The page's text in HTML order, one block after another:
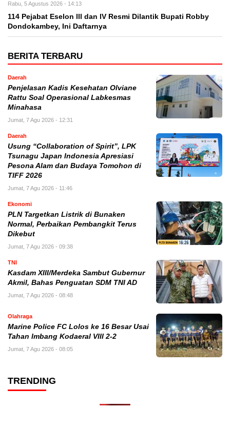
Rabu, 5 Agustus 2026 - 14:13
114 Pejabat Eselon lll dan lV Resmi Dilantik Bupati Robby
Dondokambey, Ini Daftarnya
BERITA TERBARU
Daerah
Penjelasan Kadis Kesehatan Olviane
Rattu Soal Operasional Labkesmas
Minahasa
Jumat, 7 Agu 2026 - 12:31
Daerah
Usung “Collaboration of Spirit”, LPK
Tsunagu Japan Indonesia Apresiasi
Pesona Alam dan Budaya Tomohon di
TIFF 2026
Jumat, 7 Agu 2026 - 11:46
Ekonomi
PLN Targetkan Listrik di Bunaken
Normal, Perbaikan Pembangkit Terus
Dikebut
Jumat, 7 Agu 2026 - 09:38
TNI
Kasdam XIII/Merdeka Sambut Gubernur
Akmil, Bahas Penguatan SDM TNI AD
Jumat, 7 Agu 2026 - 08:48
Olahraga
Marine Police FC Lolos ke 16 Besar Usai
Tahan Imbang Kodaeral VIII 2-2
Jumat, 7 Agu 2026 - 08:05
TRENDING